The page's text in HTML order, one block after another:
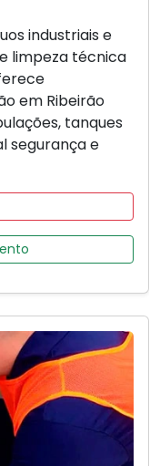
industriais e
limpeza técnica
em Ribeirão
tanques
segurança e